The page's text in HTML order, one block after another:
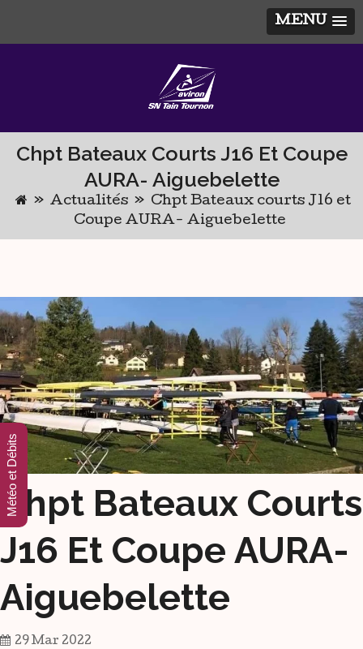
MENU
Chpt Bateaux Courts J16 Et Coupe
AURA- Aiguebelette
» Actualités » Chpt Bateaux courts J16 et
Coupe AURA- Aiguebelette
Chpt Bateaux Courts
J16 Et Coupe AURA-
Aiguebelette
29 Mar 2022
Météo et Débits